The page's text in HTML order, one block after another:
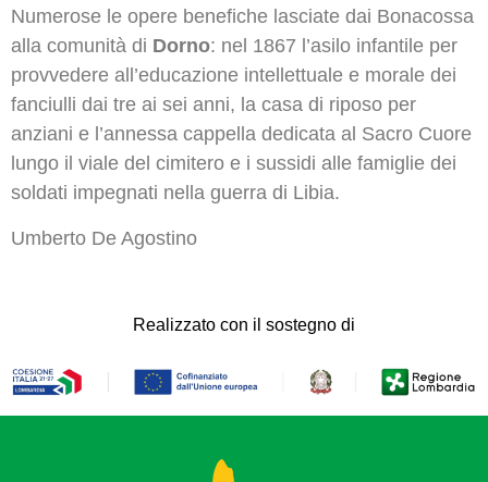
Numerose le opere benefiche lasciate dai Bonacossa
alla comunità di Dorno: nel 1867 l’asilo infantile per
provvedere all’educazione intellettuale e morale dei
fanciulli dai tre ai sei anni, la casa di riposo per
anziani e l’annessa cappella dedicata al Sacro Cuore
lungo il viale del cimitero e i sussidi alle famiglie dei
soldati impegnati nella guerra di Libia.
Umberto De Agostino
Realizzato con il sostegno di